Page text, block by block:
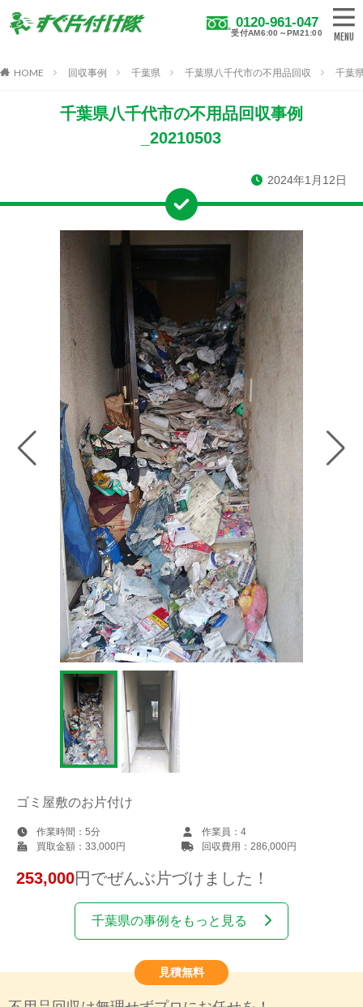
0120-961-047
受付AM6:00～PM21:00
HOME 回収事例 千葉県 千葉県八千代市の不用品回収 千葉
千葉県八千代市の不用品回収事例
_20210503
2024年1月12日
ゴミ屋敷のお片付け
作業時間： 5分 作業員： 4
買取金額： 33,000円 回収費用： 286,000円
253,000円でぜんぶ片づけました！
千葉県の事例をもっと見る
見積無料